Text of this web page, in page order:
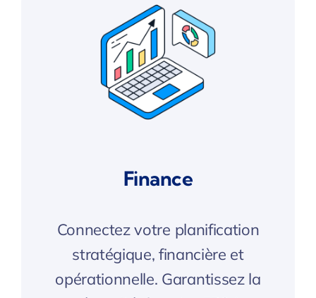
Finance
Connectez votre planification
stratégique, financière et
opérationnelle. Garantissez la